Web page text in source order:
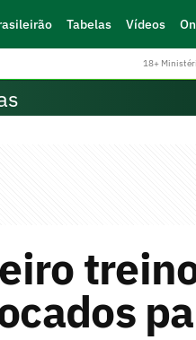
Tabelas Vídeos
18+